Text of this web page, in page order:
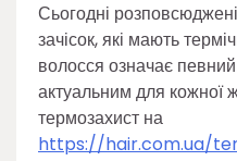
Сьогодні
зачісок, які мають
волосся означає
актуальним для кожної
термозахист на
https://hair.com.ua/